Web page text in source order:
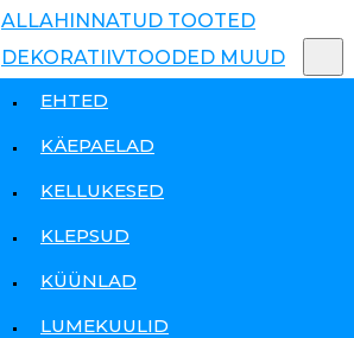
ALLAHINNATUD TOOTED
DEKORATIIVTOODED MUUD
EHTED
KÄEPAELAD
KELLUKESED
KLEPSUD
KÜÜNLAD
LUMEKUULID